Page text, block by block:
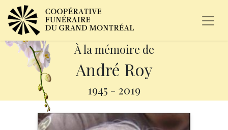
À la mémoire de
André Roy
1945 - 2019